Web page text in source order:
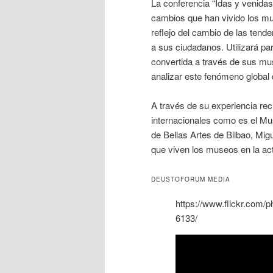
La conferencia “Idas y
cambios que han vivido los
reflejo del cambio de las
a sus ciudadanos. Utilizará
convertida a través de sus
analizar este fenómeno
A través de su experiencia
internacionales como es el
de Bellas Artes de Bilbao,
que viven los museos en la
DEUSTOFORUM MEDIA
https://www.flickr.com/
6133/